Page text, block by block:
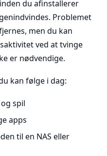
du afinstallerer
Problemet
men du kan
ved at tvinge
er nødvendige.
kan følge i dag:
spil
apps
til en NAS eller